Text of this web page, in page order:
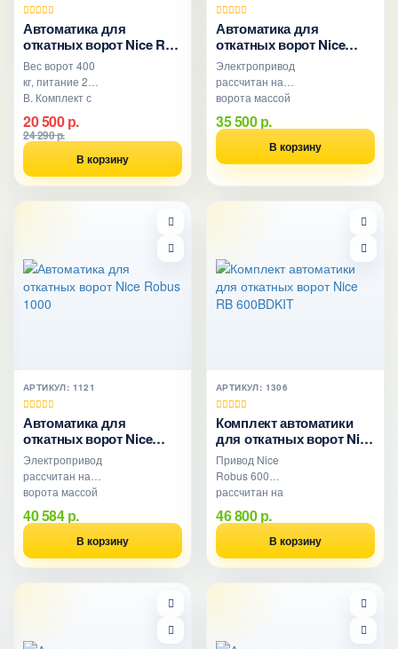
Автоматика для
откатных ворот Nice RD
400 KCE
Вес ворот 400
кг, питание 24
В. Комплект с
двумя
пультами и
встроенным
приемником.
Привод
20 500 р.
24 290 р.
В корзину
Автоматика для
откатных ворот Nice
Robus 600
Электропривод
рассчитан на
ворота массой
до 600 кг и на
интенсивность
использования
до 40 циклов в
35 500 р.
В корзину
АРТИКУЛ: 1121
Автоматика для
откатных ворот Nice
Robus 1000
Электропривод
рассчитан на
ворота массой
до 1000 кг и на
интенсивность
использования
до 40 циклов в
40 584 р.
В корзину
АРТИКУЛ: 1306
Комплект автоматики
для откатных ворот Nice
RB 600BDKIT
Привод Nice
Robus 600
рассчитан на
створку ворот
массой до 600
кг и длиной
полотна ворот
до 8 метров..
46 800 р.
В корзину